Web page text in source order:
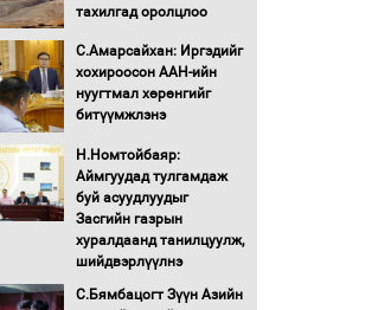
тахилгад оролцлоо
С.Амарсайхан: Иргэдийг
хохироосон ААН-ийн
нуугтмал хөрөнгийг
битүүмжлэнэ
Н.Номтойбаяр:
Аймгуудад тулгамдаж
буй асуудлуудыг
Засгийн газрын
хуралдаанд танилцуулж,
шийдвэрлүүлнэ
С.Бямбацогт Зүүн Азийн